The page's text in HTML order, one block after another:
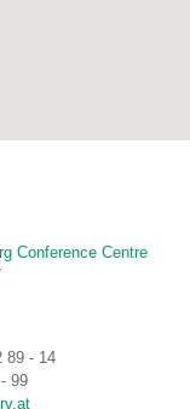
Conference Centre
89 - 14
99